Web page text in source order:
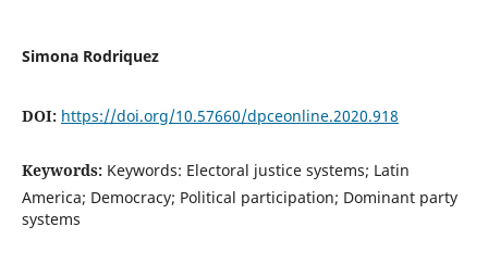
Simona Rodriquez
DOI: https://doi.org/10.57660/dpceonline.2020.918
Keywords: Keywords: Electoral justice systems; Latin
America; Democracy; Political participation; Dominant party
systems